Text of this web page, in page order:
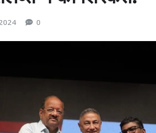
0